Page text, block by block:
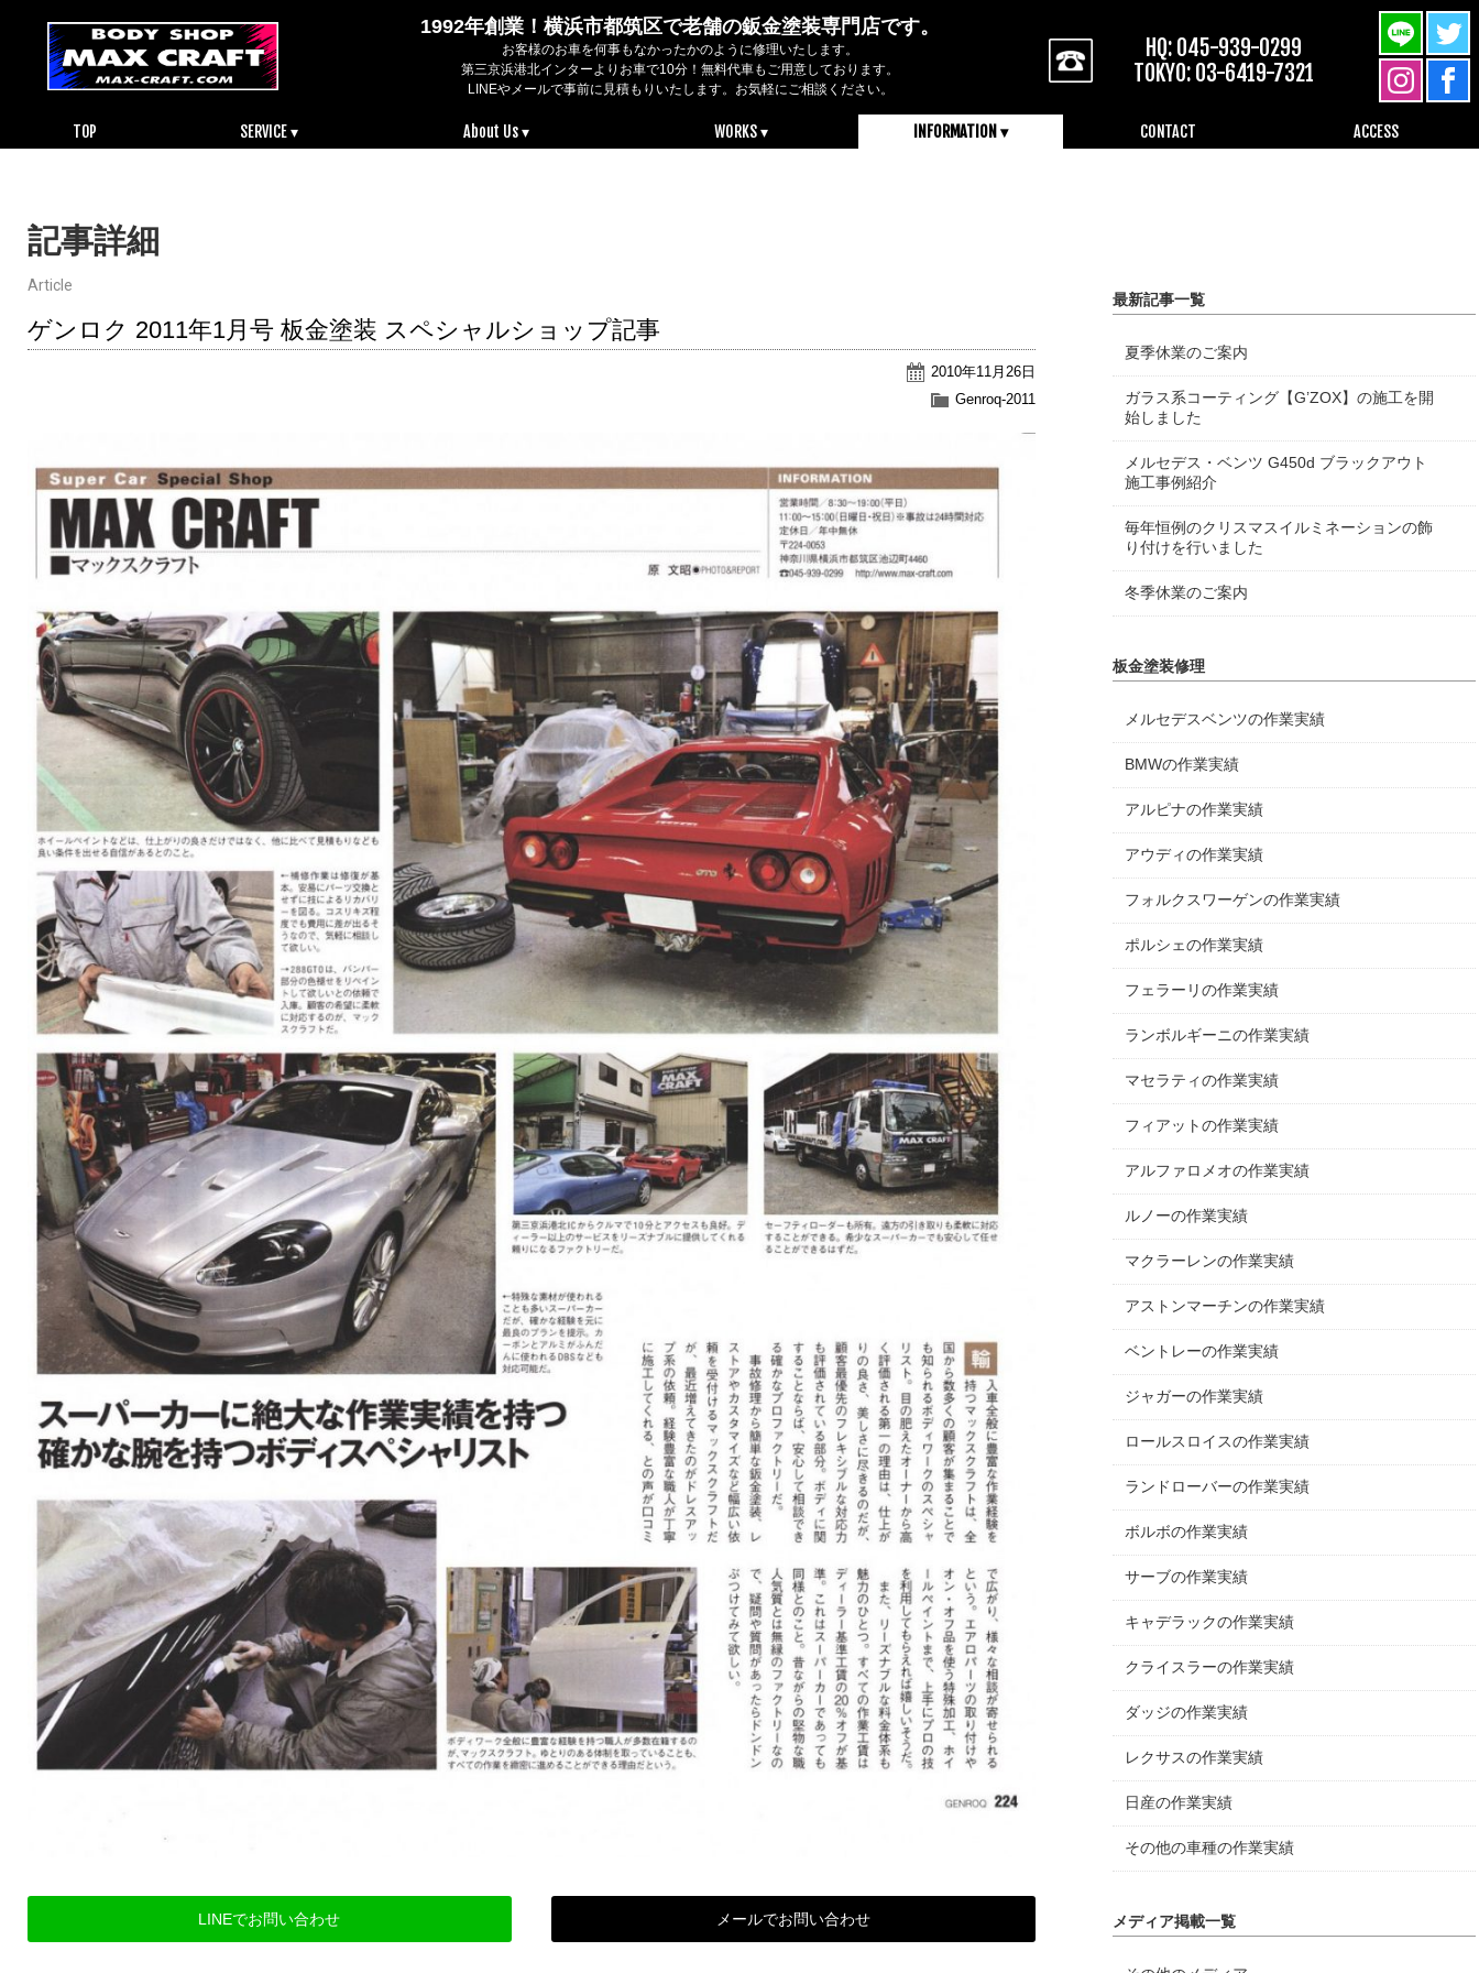
1992年創業！横浜市都筑区で老舗の鈑金塗装専門店です。
お客様のお車を何事もなかったかのように修理いたします。
第三京浜港北インターよりお車で10分！無料代車もご用意しております。
LINEやメールで事前に見積もりいたします。お気軽にご相談ください。
HQ: 045-939-0299
TOKYO: 03-6419-7321
TOP SERVICE ▾ About Us ▾ WORKS ▾ INFORMATION ▾ CONTACT ACCESS
記事詳細
Article
ゲンロク 2011年1月号 板金塗装 スペシャルショップ記事
2010年11月26日
Genroq-2011
LINEでお問い合わせ メールでお問い合わせ
最新記事一覧
夏季休業のご案内
ガラス系コーティング【G’ZOX】の施工を開
始しました
メルセデス・ベンツ G450d ブラックアウト
施工事例紹介
毎年恒例のクリスマスイルミネーションの飾
り付けを行いました
冬季休業のご案内
板金塗装修理
メルセデスベンツの作業実績
BMWの作業実績
アルピナの作業実績
アウディの作業実績
フォルクスワーゲンの作業実績
ポルシェの作業実績
フェラーリの作業実績
ランボルギーニの作業実績
マセラティの作業実績
フィアットの作業実績
アルファロメオの作業実績
ルノーの作業実績
マクラーレンの作業実績
アストンマーチンの作業実績
ベントレーの作業実績
ジャガーの作業実績
ロールスロイスの作業実績
ランドローバーの作業実績
ボルボの作業実績
サーブの作業実績
キャデラックの作業実績
クライスラーの作業実績
ダッジの作業実績
レクサスの作業実績
日産の作業実績
その他の車種の作業実績
メディア掲載一覧